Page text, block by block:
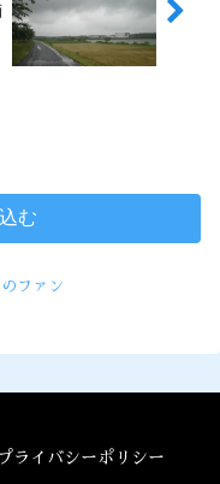
む
ファン
プライバシーポリシー